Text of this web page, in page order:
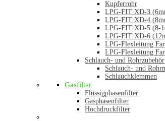
Kupferrohr
LPG-FIT XD-3
LPG-FIT XD-4
LPG-FIT XD-5 (8-
LPG-FIT XD-6
LPG-Flexleitung
LPG-Flexleitung
Schlauch- und Rohrzubehör
Schlauch- und
Schlauchklemmen
Gasfilter
Flüssigphasenfilter
Gasphasenfilter
Hochdruckfilter